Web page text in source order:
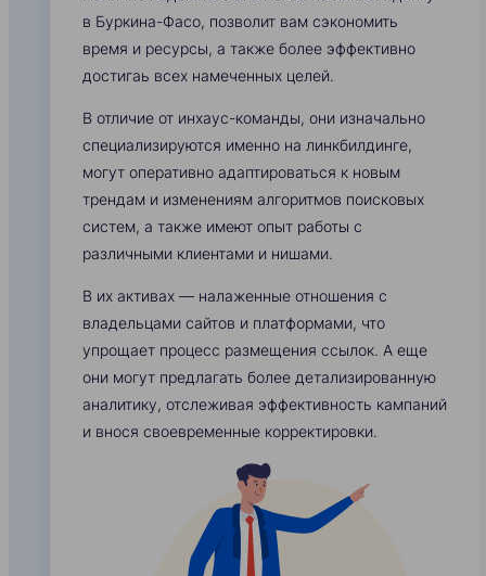
в Буркина-Фасо, позволит вам сэкономить
время и ресурсы, а также более эффективно
достигаь всех намеченных целей.
В отличие от инхаус-команды, они изначально
специализируются именно на линкбилдинге,
могут оперативно адаптироваться к новым
трендам и изменениям алгоритмов поисковых
систем, а также имеют опыт работы с
различными клиентами и нишами.
В их активах — налаженные отношения с
владельцами сайтов и платформами, что
упрощает процесс размещения ссылок. А еще
они могут предлагать более детализированную
аналитику, отслеживая эффективность кампаний
и внося своевременные корректировки.